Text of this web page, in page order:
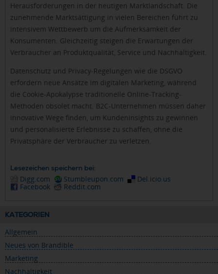
Herausforderungen in der heutigen Marktlandschaft. Die
zunehmende Marktsättigung in vielen Bereichen führt zu
intensivem Wettbewerb um die Aufmerksamkeit der
Konsumenten. Gleichzeitig steigen die Erwartungen der
Verbraucher an Produktqualität, Service und Nachhaltigkeit.
Datenschutz und Privacy-Regelungen wie die DSGVO
erfordern neue Ansätze im digitalen Marketing, während
die Cookie-Apokalypse traditionelle Online-Tracking-
Methoden obsolet macht. B2C-Unternehmen müssen daher
innovative Wege finden, um Kundeninsights zu gewinnen
und personalisierte Erlebnisse zu schaffen, ohne die
Privatsphäre der Verbraucher zu verletzen.
Lesezeichen speichern bei:
Digg.com Stumbleupon.com
Del.icio.us
Facebook
Reddit.com
KATEGORIEN
Allgemein
Neues von Brandible
Marketing
Nachhaltigkeit